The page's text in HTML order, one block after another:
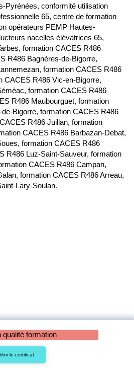
Pyrénées, conformité utilisation
65, centre de formation
opérateurs PEMP Hautes-
nacelles élévatrices 65,
formation CACES R486
R486 Bagnères-de-Bigorre,
formation CACES R486
CACES R486 Vic-en-Bigorre,
formation CACES R486
R486 Maubourguet, formation
Bigorre, formation CACES R486
R486 Juillan, formation
CACES R486 Barbazan-Debat,
formation CACES R486
R486 Luz-Saint-Sauveur, formation
CACES R486 Campan,
formation CACES R486 Arreau,
Lary-Soulan.
Voir le certificat